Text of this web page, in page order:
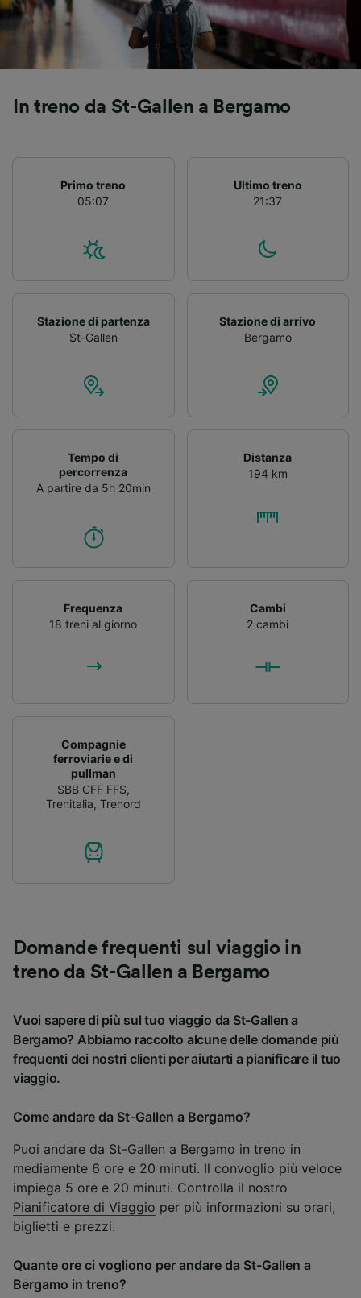
In treno da St-Gallen a Bergamo
Primo treno
05:07
Ultimo treno
21:37
Stazione di partenza
St-Gallen
Stazione di arrivo
Bergamo
Tempo di
percorrenza
A partire da 5h 20min
Distanza
194 km
Frequenza
18 treni al giorno
Cambi
2 cambi
Compagnie
ferroviarie e di
pullman
SBB CFF FFS,
Trenitalia, Trenord
Domande frequenti sul viaggio in
treno da St-Gallen a Bergamo
Vuoi sapere di più sul tuo viaggio da St-Gallen a
Bergamo? Abbiamo raccolto alcune delle domande più
frequenti dei nostri clienti per aiutarti a pianificare il tuo
viaggio.
Come andare da St-Gallen a Bergamo?
Puoi andare da St-Gallen a Bergamo in treno in
mediamente 6 ore e 20 minuti. Il convoglio più veloce
impiega 5 ore e 20 minuti. Controlla il nostro
Pianificatore di Viaggio per più informazioni su orari,
biglietti e prezzi.
Quante ore ci vogliono per andare da St-Gallen a
Bergamo in treno?
Utilizzare dati di geolocalizzazione precisi.
Scansione attiva delle caratteristiche del
dispositivo ai fini dell’identificazione.
Archiviare informazioni su dispositivo e/o
personalizzati, misurazione delle prestazioni
dei contenuti e degli annunci, ricerche sul
Elenco dei partner (fornitori)